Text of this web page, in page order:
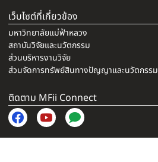
เว็บไซต์ที่เกี่ยวข้อง
มหาวิทยาลัยแม่ฟ้าหลวง
สถาบันวิจัยและนวัตกรรม
ส่วนบริหารงานวิจัย
ส่วนจัดการทรัพย์สินทางปัญญาและนวัตกรรม
ติดตาม MFii Connect